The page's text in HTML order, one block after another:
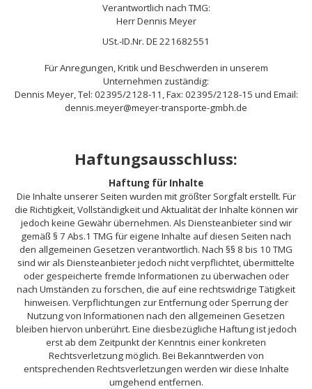
Verantwortlich nach TMG:
Herr Dennis Meyer
USt.-ID.Nr. DE 221682551
Für Anregungen, Kritik und Beschwerden in unserem
Unternehmen zuständig:
Dennis Meyer, Tel: 02395/2128-11, Fax: 02395/2128-15 und Email:
dennis.meyer@meyer-transporte-gmbh.de
Haftungsausschluss:
Haftung für Inhalte
Die Inhalte unserer Seiten wurden mit größter Sorgfalt erstellt. Für
die Richtigkeit, Vollständigkeit und Aktualität der Inhalte können wir
jedoch keine Gewähr übernehmen. Als Diensteanbieter sind wir
gemäß § 7 Abs.1 TMG für eigene Inhalte auf diesen Seiten nach
den allgemeinen Gesetzen verantwortlich. Nach §§ 8 bis 10 TMG
sind wir als Diensteanbieter jedoch nicht verpflichtet, übermittelte
oder gespeicherte fremde Informationen zu überwachen oder
nach Umständen zu forschen, die auf eine rechtswidrige Tätigkeit
hinweisen. Verpflichtungen zur Entfernung oder Sperrung der
Nutzung von Informationen nach den allgemeinen Gesetzen
bleiben hiervon unberührt. Eine diesbezügliche Haftung ist jedoch
erst ab dem Zeitpunkt der Kenntnis einer konkreten
Rechtsverletzung möglich. Bei Bekanntwerden von
entsprechenden Rechtsverletzungen werden wir diese Inhalte
umgehend entfernen.